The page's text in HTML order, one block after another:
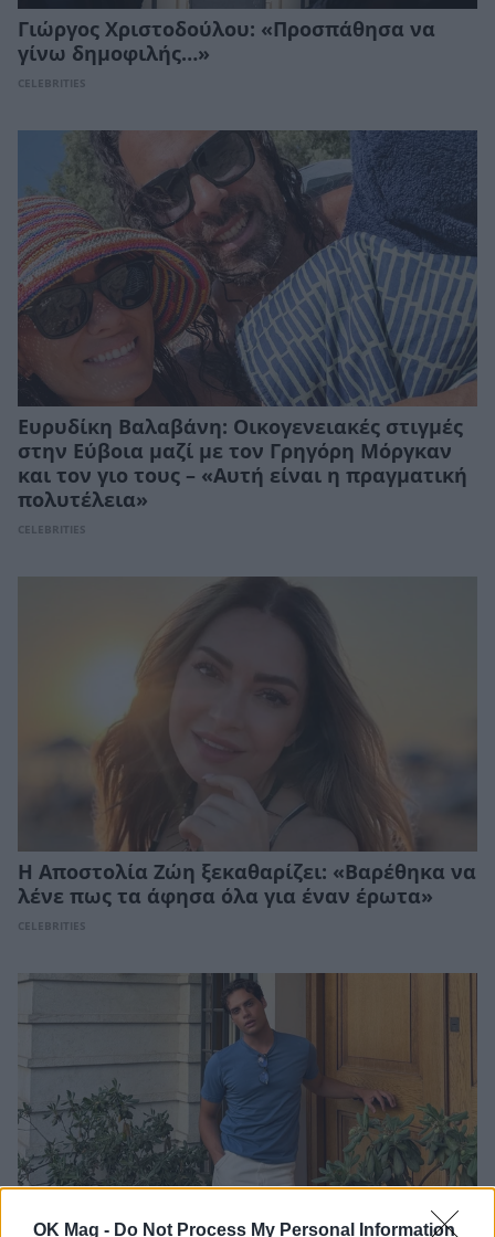
OK Mag - Do Not Process My Personal Information
Γιώργος Χριστοδούλου: «Προσπάθησα να
γίνω δημοφιλής…»
CELEBRITIES
Ευρυδίκη Βαλαβάνη: Οικογενειακές στιγμές
στην Εύβοια μαζί με τον Γρηγόρη Μόργκαν
και τον γιο τους – «Αυτή είναι η πραγματική
πολυτέλεια»
CELEBRITIES
Η Αποστολία Ζώη ξεκαθαρίζει: «Βαρέθηκα να
λένε πως τα άφησα όλα για έναν έρωτα»
CELEBRITIES